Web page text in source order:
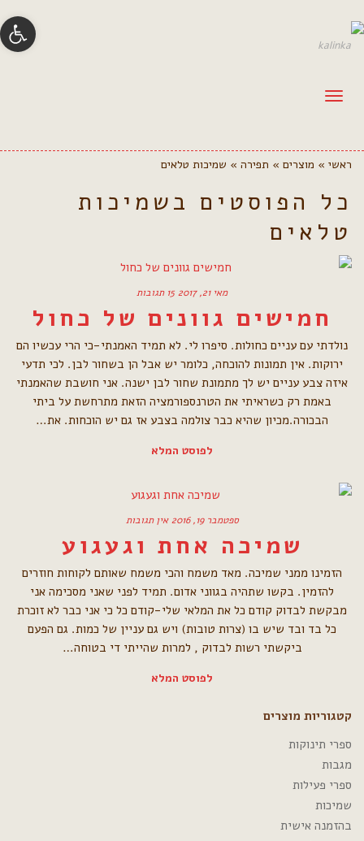
תפריט
ראשי » מוצרים » תפירה » שמיכות טלאים
כל הפוסטים בשמיכות
טלאים
מאי 21, 2017 15 תגובות
חמישים גוונים של כחול
נולדתי עם עניים כחולות. סיפרו לי. לא תמיד האמנתי-כי הרי עכשיו הם
ירוקות. אין תמונות להוכחה, כלומר יש אבל הן בשחור לבן. לכי תדעי
איזה צבע עניים יש לך מתמונת שחור לבן ישנה. אני חושבת שהאמנתי
באמת רק כשראיתי את הטרנספורמציה הזאת מתרחשת על ביתי
הבכורה.מכיון שהיא כבר צולמה בצבע אז גם יש הוכחות. את…
לפוסט המלא
ספטמבר 19, 2016 אין תגובות
שמיכה אחת וגעגוע
הזמינו ממני שמיכה. מאד משמח והכי משמח שאותם לקוחות חוזרים
להזמין. בקשו שתהיה בגווני אדום. תמיד לפני שאני מסכימה אני
מבקשת לבדוק קודם כל את המלאי שלי-קודם כל כי אני כבר לא זוכרת
כל בד ובד שיש בו (צרות טובות) ויש גם עניין של כמות. גם הפעם
ביקשתי רשות לבדוק , למרות שהייתי די בטוחה…
לפוסט המלא
קטגוריות מוצרים
ספרי תינוקות
מגבות
ספרי פעילות
שמיכות
בהזמנה אישית
פתח